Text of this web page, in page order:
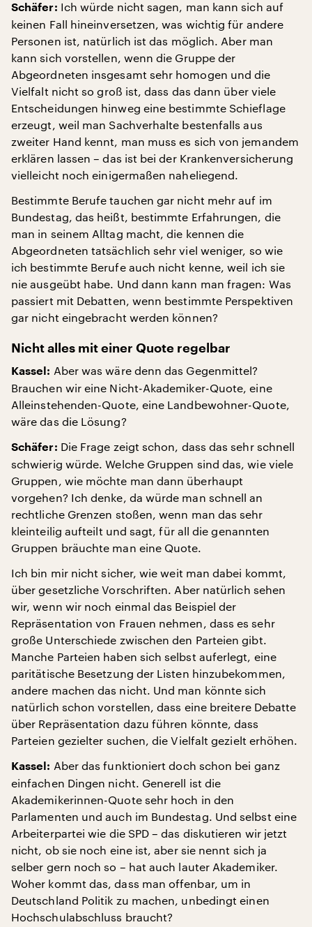
Schäfer: Ich würde nicht sagen, man kann sich auf
keinen Fall hineinversetzen, was wichtig für andere
Personen ist, natürlich ist das möglich. Aber man
kann sich vorstellen, wenn die Gruppe der
Abgeordneten insgesamt sehr homogen und die
Vielfalt nicht so groß ist, dass das dann über viele
Entscheidungen hinweg eine bestimmte Schieflage
erzeugt, weil man Sachverhalte bestenfalls aus
zweiter Hand kennt, man muss es sich von jemandem
erklären lassen – das ist bei der Krankenversicherung
vielleicht noch einigermaßen naheliegend.
Bestimmte Berufe tauchen gar nicht mehr auf im
Bundestag, das heißt, bestimmte Erfahrungen, die
man in seinem Alltag macht, die kennen die
Abgeordneten tatsächlich sehr viel weniger, so wie
ich bestimmte Berufe auch nicht kenne, weil ich sie
nie ausgeübt habe. Und dann kann man fragen: Was
passiert mit Debatten, wenn bestimmte Perspektiven
gar nicht eingebracht werden können?
Nicht alles mit einer Quote regelbar
Kassel: Aber was wäre denn das Gegenmittel?
Brauchen wir eine Nicht-Akademiker-Quote, eine
Alleinstehenden-Quote, eine Landbewohner-Quote,
wäre das die Lösung?
Schäfer: Die Frage zeigt schon, dass das sehr schnell
schwierig würde. Welche Gruppen sind das, wie viele
Gruppen, wie möchte man dann überhaupt
vorgehen? Ich denke, da würde man schnell an
rechtliche Grenzen stoßen, wenn man das sehr
kleinteilig aufteilt und sagt, für all die genannten
Gruppen bräuchte man eine Quote.
Ich bin mir nicht sicher, wie weit man dabei kommt,
über gesetzliche Vorschriften. Aber natürlich sehen
wir, wenn wir noch einmal das Beispiel der
Repräsentation von Frauen nehmen, dass es sehr
große Unterschiede zwischen den Parteien gibt.
Manche Parteien haben sich selbst auferlegt, eine
paritätische Besetzung der Listen hinzubekommen,
andere machen das nicht. Und man könnte sich
natürlich schon vorstellen, dass eine breitere Debatte
über Repräsentation dazu führen könnte, dass
Parteien gezielter suchen, die Vielfalt gezielt erhöhen.
Kassel: Aber das funktioniert doch schon bei ganz
einfachen Dingen nicht. Generell ist die
Akademikerinnen-Quote sehr hoch in den
Parlamenten und auch im Bundestag. Und selbst eine
Arbeiterpartei wie die SPD – das diskutieren wir jetzt
nicht, ob sie noch eine ist, aber sie nennt sich ja
selber gern noch so – hat auch lauter Akademiker.
Woher kommt das, dass man offenbar, um in
Deutschland Politik zu machen, unbedingt einen
Hochschulabschluss braucht?